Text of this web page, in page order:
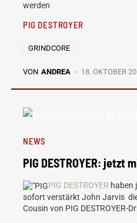
werden
PIG DESTROYER
GRINDCORE
VON ANDREA 18. OKTOBER
NEWS
PIG DESTROYER: jetzt
PIG DESTROYER haben
sofort verstärkt John Jarvis
Cousin von PIG DESTROYER-